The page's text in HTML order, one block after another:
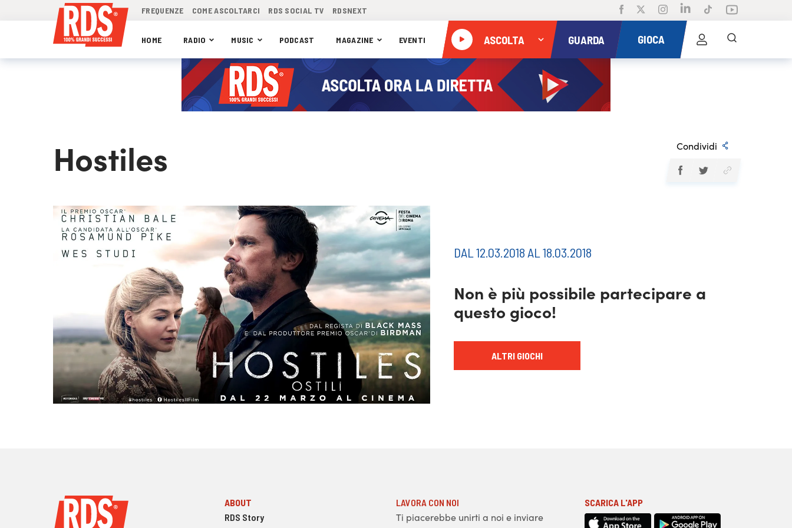
FREQUENZE COME ASCOLTARCI RDS SOCIAL TV RDSNEXT
HOME RADIO MUSIC PODCAST MAGAZINE EVENTI ASCOLTA GUARDA GIOCA
Hostiles Condividi
DAL 12.03.2018 AL 18.03.2018
Non è più possibile partecipare a
questo gioco!
ALTRI GIOCHI
ABOUT
RDS Story
LAVORA CON NOI
Ti piacerebbe unirti a noi e inviare
SCARICA L'APP